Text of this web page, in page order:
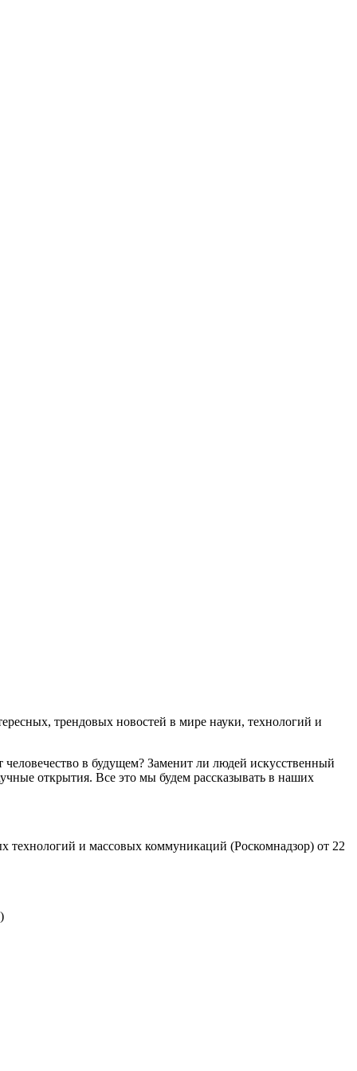
трендовых новостей в мире науки, технологий и
в будущем? Заменит ли людей искусственный
открытия. Все это мы будем рассказывать в наших
и массовых коммуникаций (Роскомнадзор) от 22